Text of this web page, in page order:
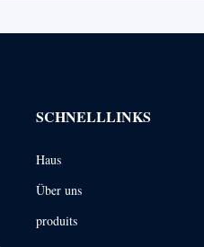
SCHNELLLINKS
Haus
Über uns
produits